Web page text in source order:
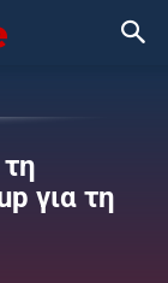
για τη